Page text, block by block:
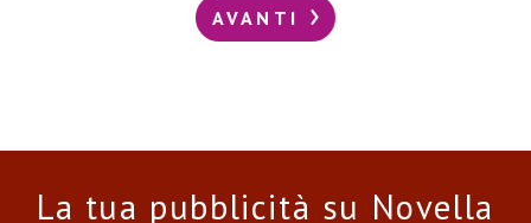
AVANTI
La tua pubblicità su Novella